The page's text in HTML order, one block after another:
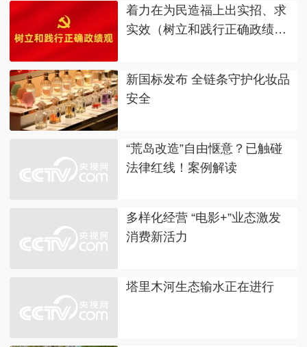
着力在为民造福上出实招、求
实效（树立和践行正确政绩
新国标发布 全链条守护化妆品
安全
“荒岛改造”自由惬意？已触碰
法律红线！案例解读
多样化经营 “电影+”业态激发
消费新活力
塔里木河生态输水正在进行